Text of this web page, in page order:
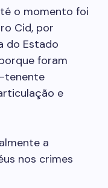
o momento foi
Cid, por
do Estado
foram
tenente
e
a
nos crimes